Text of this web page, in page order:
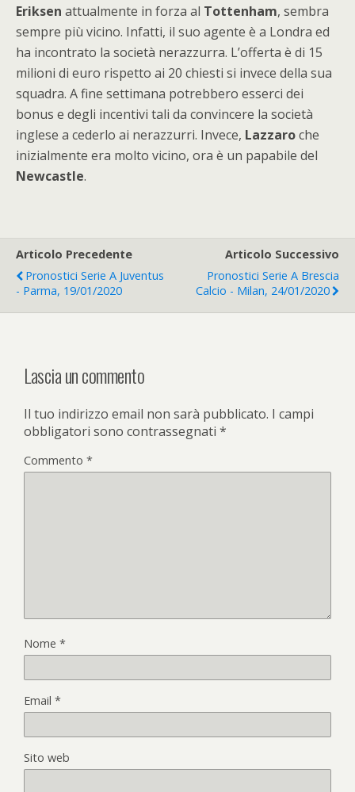
Eriksen attualmente in forza al Tottenham, sembra
sempre più vicino. Infatti, il suo agente è a Londra ed
ha incontrato la società nerazzurra. L’offerta è di 15
milioni di euro rispetto ai 20 chiesti si invece della sua
squadra. A fine settimana potrebbero esserci dei
bonus e degli incentivi tali da convincere la società
inglese a cederlo ai nerazzurri. Invece, Lazzaroche
inizialmente era molto vicino, ora è un papabile del
Newcastle.
Articolo Precedente
Pronostici Serie A Juventus
- Parma, 19/01/2020
Articolo Successivo
Pronostici Serie A Brescia
Calcio - Milan, 24/01/2020
Lascia un commento
Il tuo indirizzo email non sarà pubblicato. I campi
obbligatori sono contrassegnati *
Commento *
Nome *
Email *
Sito web